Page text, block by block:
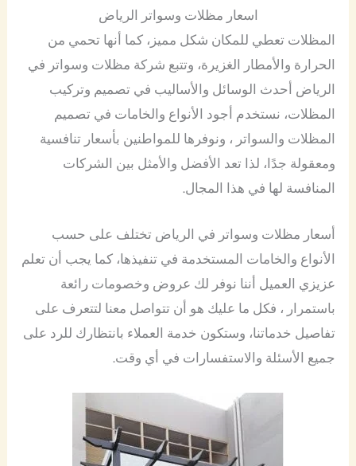
اسعار مظلات وسواتر الرياض
المظلات تعطي للمكان شكل مميز، كما أنها تحمي من
الحرارة والأمطار الغزيرة، وتتبع شركة مظلات وسواتر في
الرياض أحدث الوسائل والأساليب في تصميم وتركيب
المظلات، نستخدم أجود الأنواع والخامات في تصميم
المظلات والسواتر ، ونوفرها للمواطنين بأسعار تنافسية
ومعقولة جدًا، لذا تعد الأفضل والأمثل بين الشركات
المنافسة لها في هذا المجال.
أسعار مظلات وسواتر في الرياض تختلف على حسب
الأنواع والخامات المستخدمة في تنفيذها، كما يجب أن تعلم
عزيزي العميل أننا نوفر لك عروض وخصومات رائعة
باستمرار ، فكل ما عليك هو أن تتواصل معنا لتتعرف على
تفاصيل خدماتنا، وستكون خدمة العملاء بانتظارك للرد على
جميع الأسئلة والاستفسارات في أي وقت.